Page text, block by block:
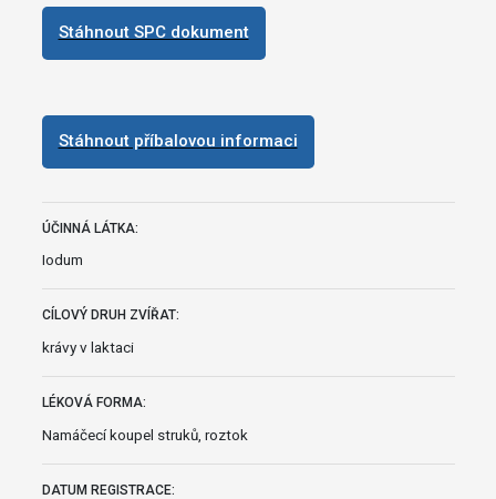
Stáhnout SPC dokument
Stáhnout příbalovou informaci
ÚČINNÁ LÁTKA:
Iodum
CÍLOVÝ DRUH ZVÍŘAT:
krávy v laktaci
LÉKOVÁ FORMA:
Namáčecí koupel struků, roztok
DATUM REGISTRACE: